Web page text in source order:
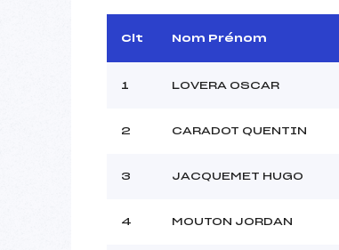
D.T Adjoint :
Dir. Epreuve :
Pénalité appliquée :
Clt Nom Prénom
1 LOVERA OSCAR
2 CARADOT QUENTIN
3 JACQUEMET HUGO
4 MOUTON JORDAN